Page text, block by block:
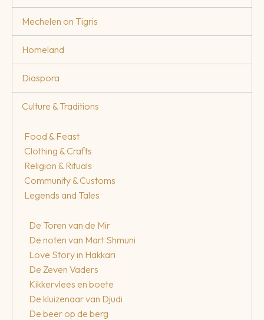
Mechelen on Tigris
Homeland
Diaspora
Culture & Traditions
Food & Feast
Clothing & Crafts
Religion & Rituals
Community & Customs
Legends and Tales
De Toren van de Mir
De noten van Mart Shmuni
Love Story in Hakkari
De Zeven Vaders
Kikkervlees en boete
De kluizenaar van Djudi
De beer op de berg